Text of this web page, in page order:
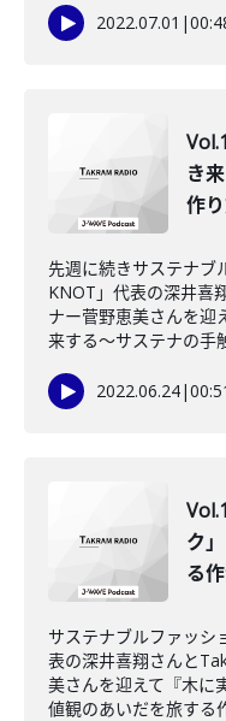
2022.07.01 |
き
作
先週に続きサステナブ
KNOT」代表の深井喜
ナー菅野恵美さんを迎
来する～サステナの手
2022.06.24|
ク
る
サステナブルファッシ
表の深井喜翔さんと
美さんを迎えて『木に
値観のあいだを旅する